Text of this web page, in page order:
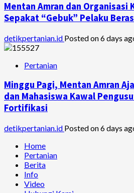
Mentan Amran dan Organisasi
Sepakat “Gebuk” Pelaku
detikpertanian.id Posted on 6 days
Pertanian
Minggu Pagi, Mentan Amran
dan Mahasiswa Kawal
Fortifikasi
detikpertanian.id Posted on 6 days
Home
Pertanian
Berita
Info
Video